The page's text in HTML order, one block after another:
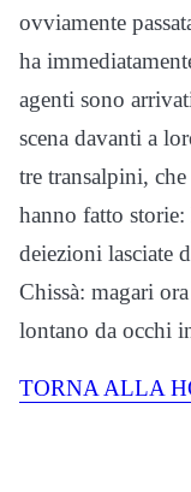
ovviamente
ha
agenti sono
scena davanti a
tre transalpini,
hanno fatto
deiezioni lasciate
Chissà: magari
lontano da occhi
TORNA ALLA